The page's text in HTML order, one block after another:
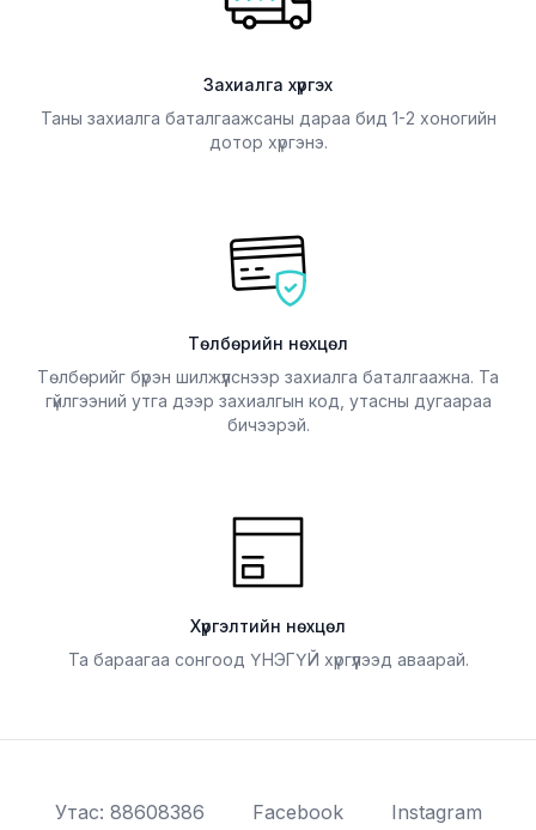
Захиалга хүргэх
Таны захиалга баталгаажсаны дараа бид 1-2 хоногийн
дотор хүргэнэ.
Төлбөрийн нөхцөл
Төлбөрийг бүрэн шилжүүлснээр захиалга баталгаажна. Та
гүйлгээний утга дээр захиалгын код, утасны дугаараа
бичээрэй.
Хүргэлтийн нөхцөл
Та бараагаа сонгоод ҮНЭГҮЙ хүргүүлээд аваарай.
Утас: 88608386 Facebook Instagram